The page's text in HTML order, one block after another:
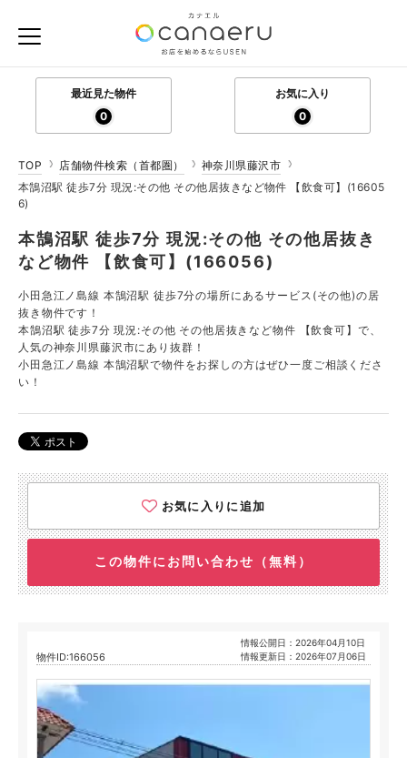
最近見た物件
0
お気に入り
0
TOP 店舗物件検索（首都圏）
神奈川県藤沢市
本鵠沼駅 徒歩7分 現況:その他 その他居抜きなど物件 【飲食可】(16605
6)
本鵠沼駅 徒歩7分 現況:その他 その他居抜き
など物件 【飲食可】(166056)
小田急江ノ島線 本鵠沼駅 徒歩7分の場所にあるサービス(その他)の居
抜き物件です！
本鵠沼駅 徒歩7分 現況:その他 その他居抜きなど物件 【飲食可】で、
人気の神奈川県藤沢市にあり抜群！
小田急江ノ島線 本鵠沼駅で物件をお探しの方はぜひ一度ご相談くださ
い！
お気に入りに追加
この物件にお問い合わせ（無料）
物件ID:166056
情報公開日：2026年04月10日
情報更新日：2026年07月06日